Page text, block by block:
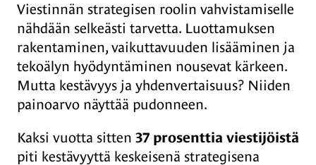
Viestinnän strategisen roolin vahvistamiselle
nähdään selkeästi tarvetta. Luottamuksen
rakentaminen, vaikuttavuuden lisääminen ja
tekoälyn hyödyntäminen nousevat kärkeen.
Mutta kestävyys ja yhdenvertaisuus? Niiden
painoarvo näyttää pudonneen.
Kaksi vuotta sitten 37 prosenttia viestijöistä
piti kestävyyttä keskeisenä strategisena